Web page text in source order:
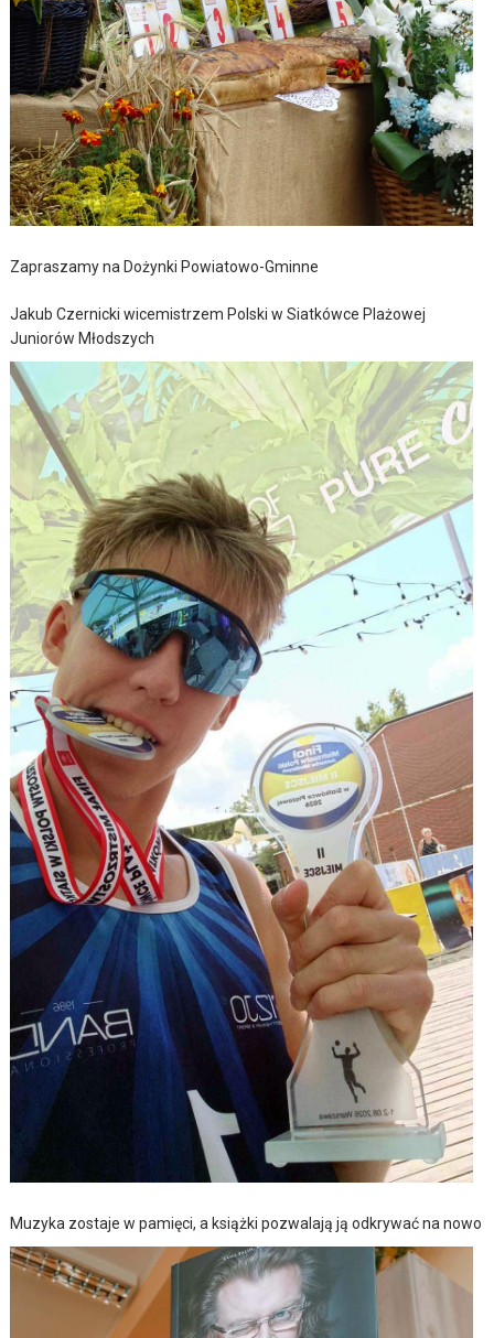
Zapraszamy na Dożynki Powiatowo-Gminne
Jakub Czernicki wicemistrzem Polski w Siatkówce Plażowej
Juniorów Młodszych
Muzyka zostaje w pamięci, a książki pozwalają ją odkrywać na nowo